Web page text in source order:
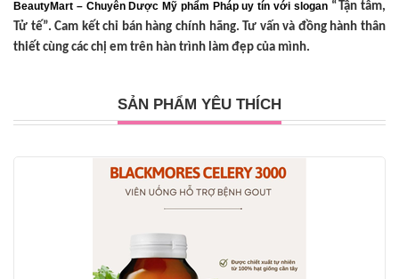
BeautyMart – Chuyên Dược Mỹ phẩm Pháp uy tín với slogan “Tận tâm,
Tử tế”. Cam kết chỉ bán hàng chính hãng. Tư vấn và đồng hành thân
thiết cùng các chị em trên hàn trình làm đẹp của mình.
SẢN PHẨM YÊU THÍCH